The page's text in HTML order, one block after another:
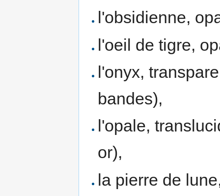
l'obsidienne,
l'oeil de tigre,
l'onyx,
bandes),
l'opale,
or),
la pierre de